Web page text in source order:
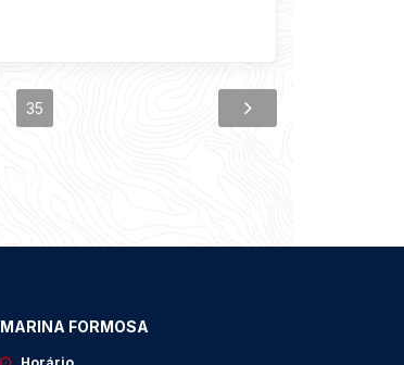
35
MARINA FORMOSA